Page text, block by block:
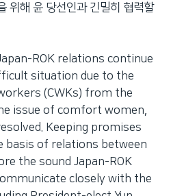
위해 윤 당선인과 긴밀히 협력할
ROK relations continue
situation due to the
(CWKs) from the
issue of comfort women,
Keeping promises
basis of relations between
the sound Japan-ROK
closely with the